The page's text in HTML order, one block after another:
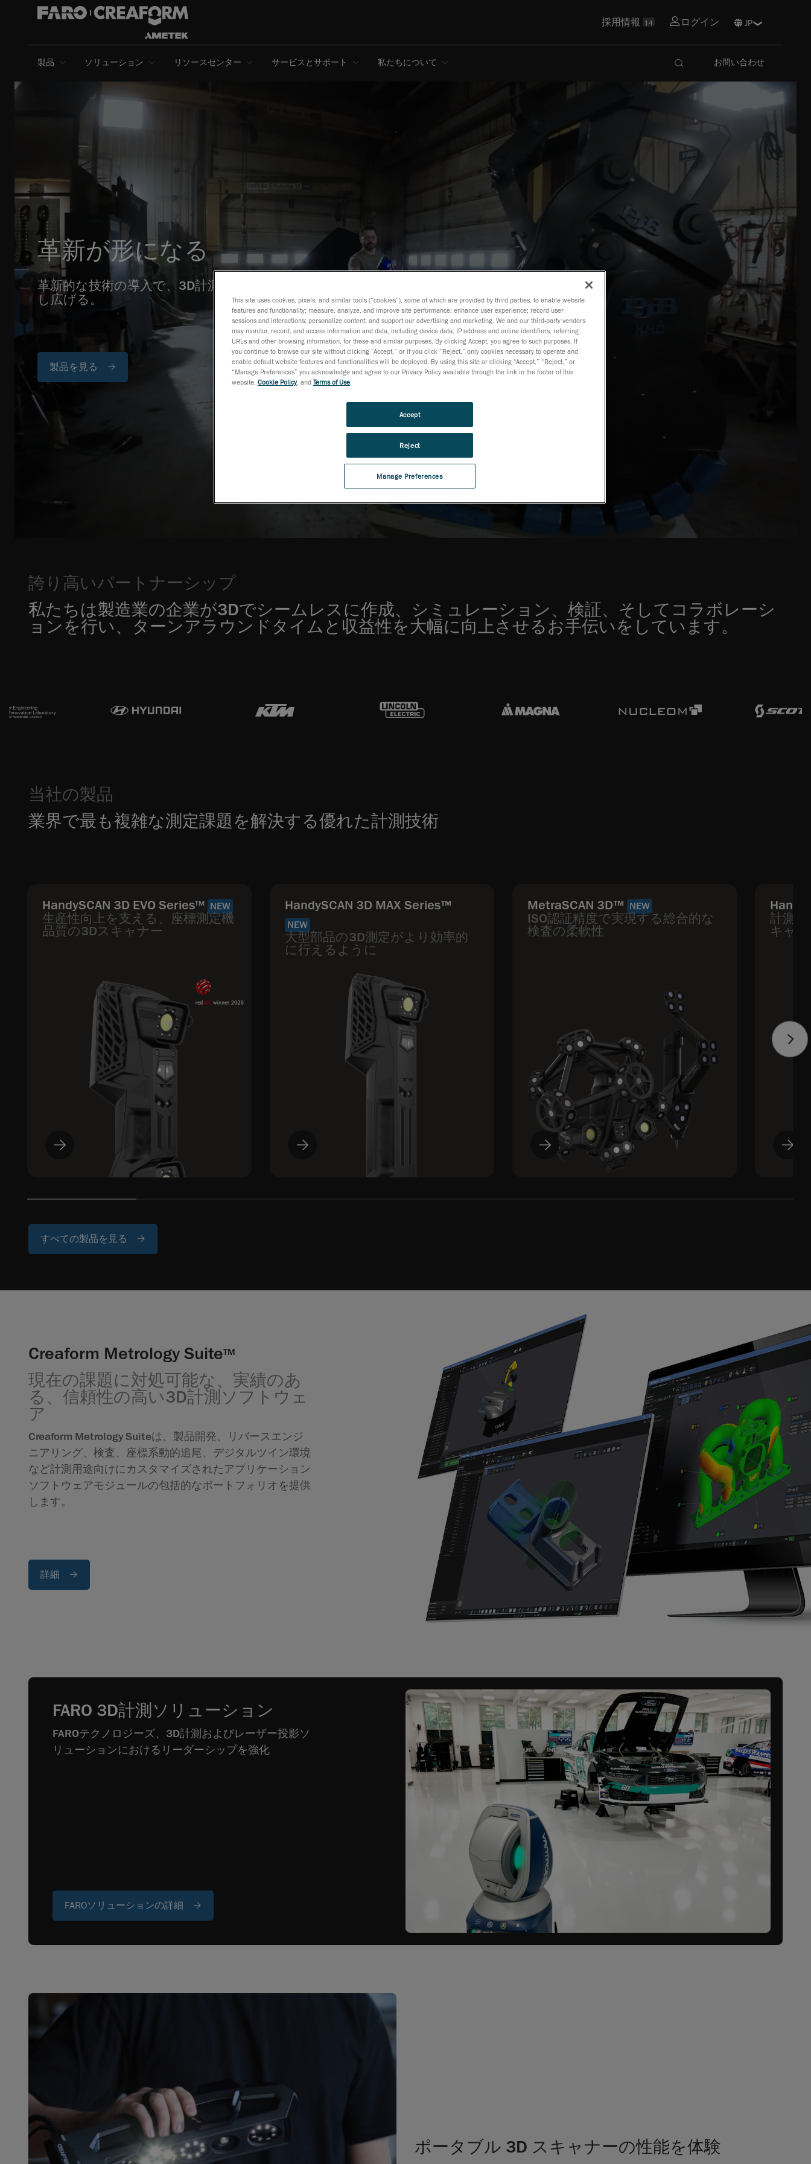
採用情報 14 ログイン
製品 ソリューション リソースセンター サービスとサポート 私たちについて お問い合わせ
革新が形になる
革新的な技術の導入で、3D計測手法の限界を押
し広げる。
製品を見る
誇り高いパートナーシップ
私たちは製造業の企業が3Dでシームレスに作成、シミュレーション、検証、そしてコラボレーシ
ョンを行い、ターンアラウンドタイムと収益性を大幅に向上させるお手伝いをしています。
当社の製品
業界で最も複雑な測定課題を解決する優れた計測技術
HandySCAN 3D EVO SeriesTM NEW
生産性向上を支える、座標測定機
品質の3Dスキャナー
HandySCAN 3D MAX Series™
NEW
大型部品の3D測定がより効率的
に行えるように
MetraSCAN 3D™ NEW
ISO認証精度で実現する総合的な
検査の柔軟性
計測
キャナ
すべての製品を見る
Creaform Metrology SuiteTM
現在の課題に対処可能な、実績のあ
る、信頼性の高い3D計測ソフトウェ
ア
Creaform Metrology Suiteは、製品開発、リバースエンジ
ニアリング、検査、座標系動的追尾、デジタルツイン環境
など計測用途向けにカスタマイズされたアプリケーション
ソフトウェアモジュールの包括的なポートフォリオを提供
します。
詳細
FARO 3D計測ソリューション
FAROテクノロジーズ、3D計測およびレーザー投影ソ
リューションにおけるリーダーシップを強化
FAROソリューションの詳細
ポータブル 3D スキャナーの性能を体験
This site uses cookies, pixels, and similar tools (“cookies”), some of which are provided by third parties, to enable website
features and functionality; measure, analyze, and improve site performance; enhance user experience; record user
sessions and interactions; personalize content; and support our advertising and marketing. We and our third-party vendors
may monitor, record, and access information and data, including device data, IP address and online identifiers, referring
URLs and other browsing information, for these and similar purposes. By clicking Accept, you agree to such purposes. If
you continue to browse our site without clicking “Accept,” or if you click “Reject,” only cookies necessary to operate and
enable default website features and functionalities will be deployed. By using this site or clicking “Accept,” “Reject,” or
“Manage Preferences” you acknowledge and agree to our Privacy Policy available through the link in the footer of this
website, Cookie Policy, and Terms of Use
Manage Preferences
Reject
Accept